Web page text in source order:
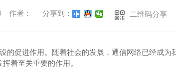
作者： 分享到： 二维码分享
的促进作用。随着社会的发展，通信网络已经成为
着至关重要的作用。